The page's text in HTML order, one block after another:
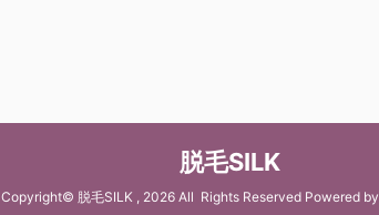
脱毛SILK
Copyright© 脱毛SILK , 2026 All Rights Reserved Powered by